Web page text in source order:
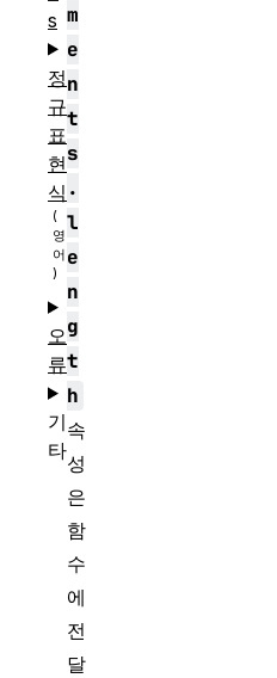
m
e
n
t
s
.
l
e
n
g
t
h
속
성
은
함
수
에
전
달
s
정
규
표
현
식
오
류
기
타